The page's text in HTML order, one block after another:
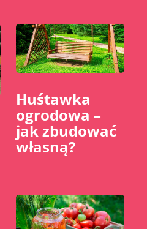
Huśtawka
ogrodowa –
jak zbudować
własną?